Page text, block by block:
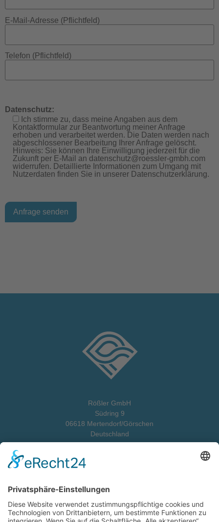
E-Mail-Adresse (Pflichtfeld)
Telefon (Pflichtfeld)
Datenschutz:
Ich stimme zu, dass meine Angaben aus dem
Kontaktformular zur Beantwortung meiner Anfrage
erhoben und verarbeitet werden. Die Daten werden nach
abgeschlossener Bearbeitung Ihrer Anfrage gelöscht.
Hinweis: Sie können Ihre Einwilligung jederzeit für die
Zukunft per E-Mail an datenschutz@roessler-gmbh.com
widerrufen. Detaillierte Informationen zum Umgang mit
Nutzerdaten finden Sie in unserer Datenschutzerklärung.
Rößler GmbH
Südring 9
06618 Mertendorf/Görschen
Deutschland
E-Mail:anfrage@roessler-gmbh.com